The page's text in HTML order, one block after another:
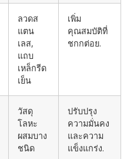
ลวดส
แตน
เลส,
แถบ
เหล็กรีด
เย็น
เพิ่ม
คุณสมบัติที่
ชกกต่อย.
วัสดุ
โลหะ
ผสมบาง
ชนิด
ปรับปรุง
ความมั่นคง
และความ
แข็งแกร่ง.